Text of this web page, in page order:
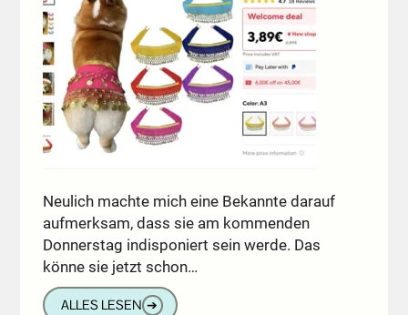
Neulich machte mich eine Bekannte darauf
aufmerksam, dass sie am kommenden
Donnerstag indisponiert sein werde. Das
könne sie jetzt schon…
ALLES LESEN ➔